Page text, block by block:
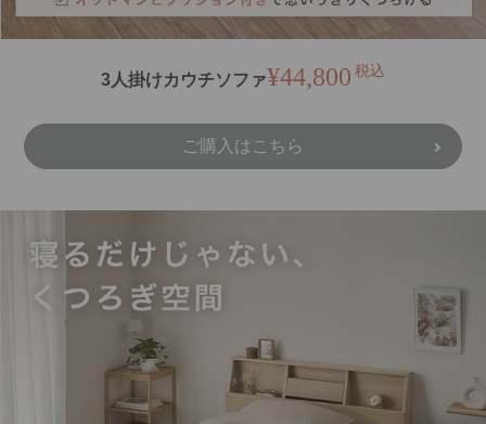
3人掛けカウチソファ¥44,800 税込
ご購入はこちら